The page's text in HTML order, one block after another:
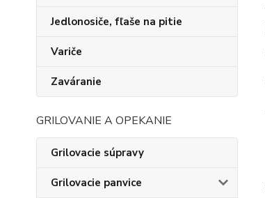
Jedlonosiče, fľaše na pitie
Variče
Zaváranie
GRILOVANIE A OPEKANIE
Grilovacie súpravy
Grilovacie panvice